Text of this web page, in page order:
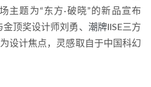
主题为“东方·破晓”的新品宣布
顶奖设计师刘勇、 潮牌IISE三方
设计焦点，灵感取自于中国科幻